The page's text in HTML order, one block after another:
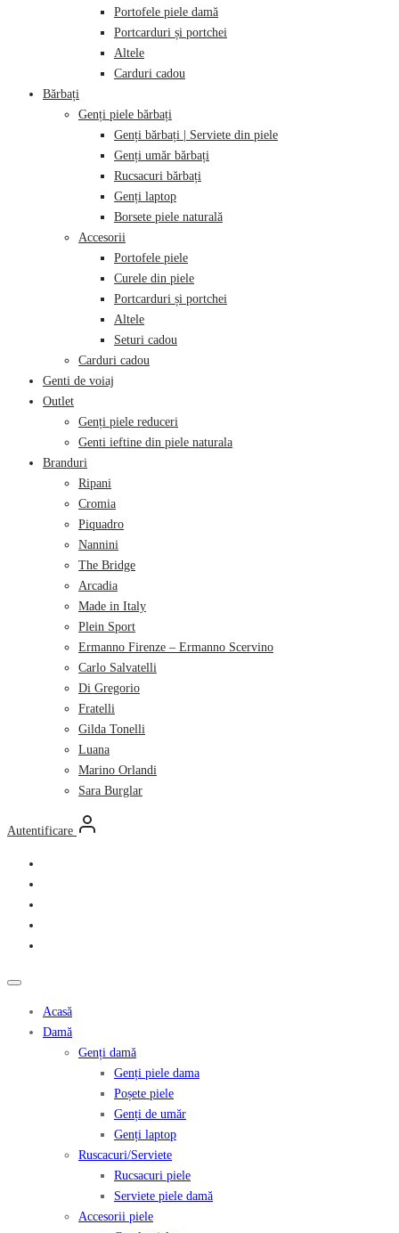
Portofele piele damă
Portcarduri și portchei
Altele
Carduri cadou
Bărbați
Genți piele bărbați
Genți bărbați | Serviete din piele
Genți umăr bărbați
Rucsacuri bărbați
Genți laptop
Borsete piele naturală
Accesorii
Portofele piele
Curele din piele
Portcarduri și portchei
Altele
Seturi cadou
Carduri cadou
Genti de voiaj
Outlet
Genți piele reduceri
Genti ieftine din piele naturala
Branduri
Ripani
Cromia
Piquadro
Nannini
The Bridge
Arcadia
Made in Italy
Plein Sport
Ermanno Firenze – Ermanno Scervino
Carlo Salvatelli
Di Gregorio
Fratelli
Gilda Tonelli
Luana
Marino Orlandi
Sara Burglar
Autentificare
Acasă
Damă
Genți damă
Genți piele dama
Poșete piele
Genți de umăr
Genți laptop
Ruscacuri/Serviete
Rucsacuri piele
Serviete piele damă
Accesorii piele